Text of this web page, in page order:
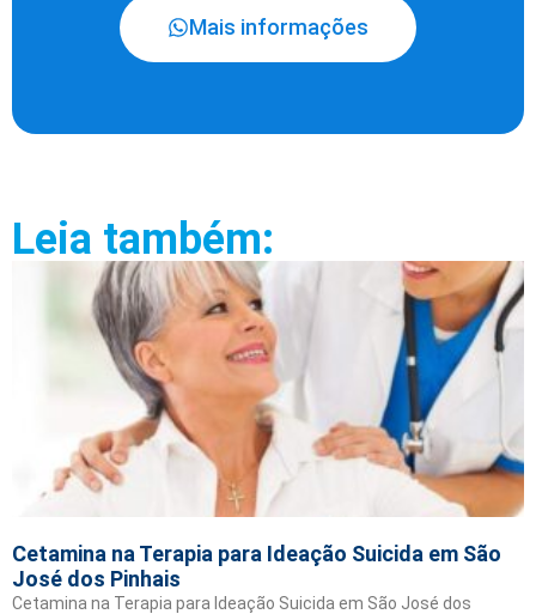
Mais informações
Leia também:
Cetamina na Terapia para Ideação Suicida em São
José dos Pinhais
Cetamina na Terapia para Ideação Suicida em São José dos